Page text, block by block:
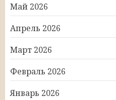
Май 2026
Апрель 2026
Март 2026
Февраль 2026
Январь 2026